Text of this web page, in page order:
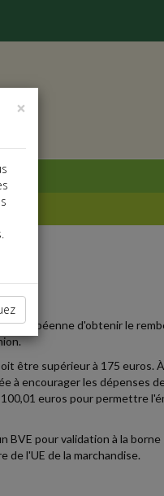
européenne d'obtenir le
être supérieur à 175 euros.
à encourager les dépenses
euros pour permettre
BVE pour validation à la
l'UE de la marchandise.
×